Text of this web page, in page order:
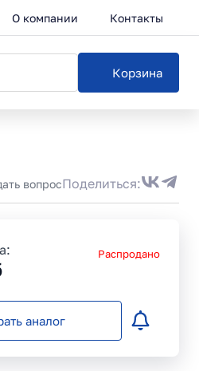
О компании Контакты
Корзина
вопросПоделиться:
Распродано
аналог